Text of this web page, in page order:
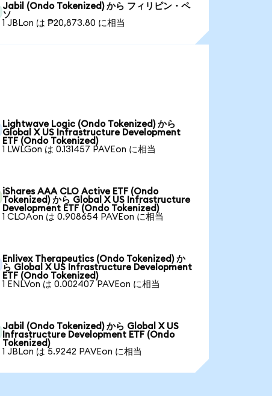
Jabil (Ondo Tokenized) から フィリピン・ペ
ソ
1 JBLon は ₱20,873.80 に相当
Lightwave Logic (Ondo Tokenized) から
Global X US Infrastructure Development
ETF (Ondo Tokenized)
1 LWLGon は 0.131457 PAVEon に相当
iShares AAA CLO Active ETF (Ondo
Tokenized) から Global X US Infrastructure
Development ETF (Ondo Tokenized)
1 CLOAon は 0.908654 PAVEon に相当
Enlivex Therapeutics (Ondo Tokenized) か
ら Global X US Infrastructure Development
ETF (Ondo Tokenized)
1 ENLVon は 0.002407 PAVEon に相当
Jabil (Ondo Tokenized) から Global X US
Infrastructure Development ETF (Ondo
Tokenized)
1 JBLon は 5.9242 PAVEon に相当